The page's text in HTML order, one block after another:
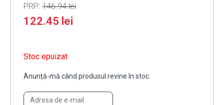
PRP: 146.94lei
122.45 lei
Stoc epuizat
Anunță-mă când produsul revine în stoc.